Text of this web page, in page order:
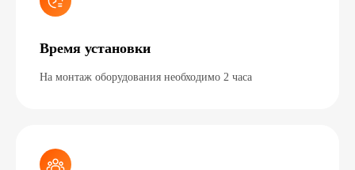
Время установки
На монтаж оборудования необходимо 2 часа